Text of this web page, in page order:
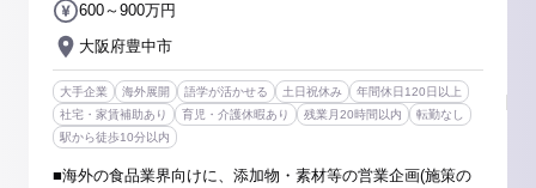
大阪府豊中市
600～900万円
大手企業 海外展開 語学が活かせる 土日祝休み
年間休日120日以上
社宅・家賃補助あり
育児・介護休暇あり 残業月20時間以内
転勤なし
駅から徒歩10分以内
■海外の食品業界向けに、添加物・素材等の営業企画(施策の